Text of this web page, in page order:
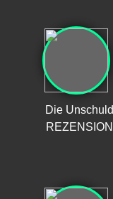
Die Unschuld
REZENSION